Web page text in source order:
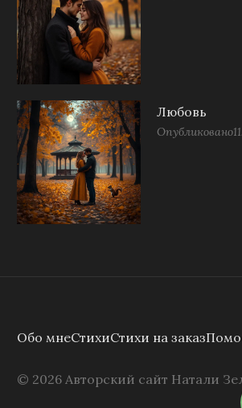
Любовь
Опубликовано
Обо мнеСтихиСтихи на заказ
© 2026 Авторский сайт Натали